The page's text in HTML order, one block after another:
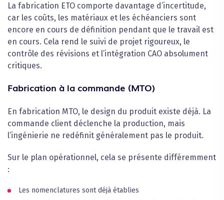
La fabrication ETO comporte davantage d’incertitude,
car les coûts, les matériaux et les échéanciers sont
encore en cours de définition pendant que le travail est
en cours. Cela rend le suivi de projet rigoureux, le
contrôle des révisions et l’intégration CAO absolument
critiques.
Fabrication à la commande (MTO)
En fabrication MTO, le design du produit existe déjà. La
commande client déclenche la production, mais
l’ingénierie ne redéfinit généralement pas le produit.
Sur le plan opérationnel, cela se présente différemment
:
Les nomenclatures sont déjà établies